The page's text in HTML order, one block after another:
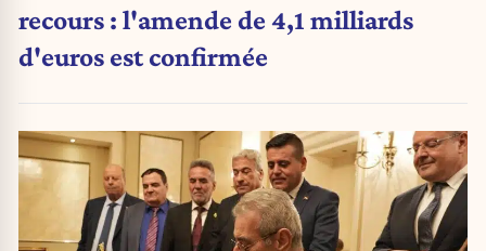
recours : l'amende de 4,1 milliards
d'euros est confirmée